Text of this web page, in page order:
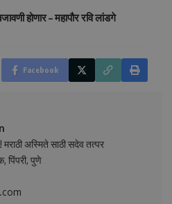
होणार – महापौर रवि लांडगे
Facebook
मराठी अस्मिते साठी सदेव तत्पर
पिंपरी, पुणे